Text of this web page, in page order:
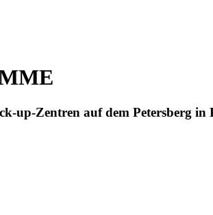
Zentren auf dem Petersberg